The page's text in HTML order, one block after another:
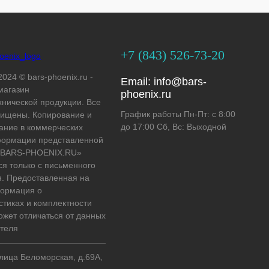
© bars-phoenix.ru -
продукции. Все
Копирование и
в коммерческих
представленной
PHOENIX.RU»
только с письменного
Предоставленная на
о
и комплектности
отличаться от данных
Беломорская, д.69А,
+7 (843) 526-73-20
Email: info@bars-
phoenix.ru
График работы Пн-Пт: с 8:00
до 17:00 Сб, Вс: Выходной